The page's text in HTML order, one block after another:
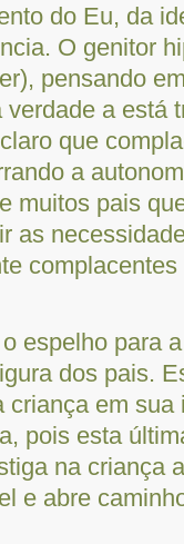
do Eu, da
O genitor
pensando
a está
que
a
muitos pais
as
espelho para
dos pais.
criança em sua
pois esta
na criança
e abre